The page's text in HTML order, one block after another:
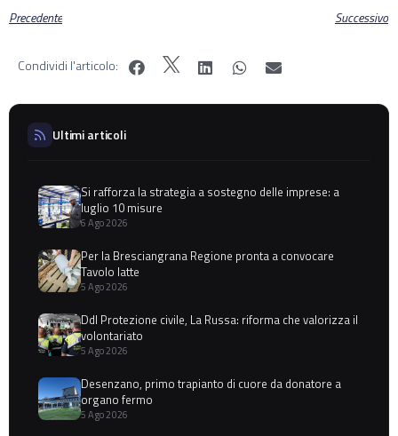
Precedente Successivo
Condividi l'articolo:
Ultimi articoli
Si rafforza la strategia a sostegno delle imprese: a
luglio 10 misure
6 Ago 2026
Per la Bresciangrana Regione pronta a convocare
Tavolo latte
5 Ago 2026
Ddl Protezione civile, La Russa: riforma che valorizza il
volontariato
5 Ago 2026
Desenzano, primo trapianto di cuore da donatore a
organo fermo
5 Ago 2026